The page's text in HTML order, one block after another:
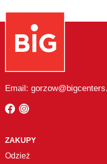
Email:
ZAKUPY
Odzież